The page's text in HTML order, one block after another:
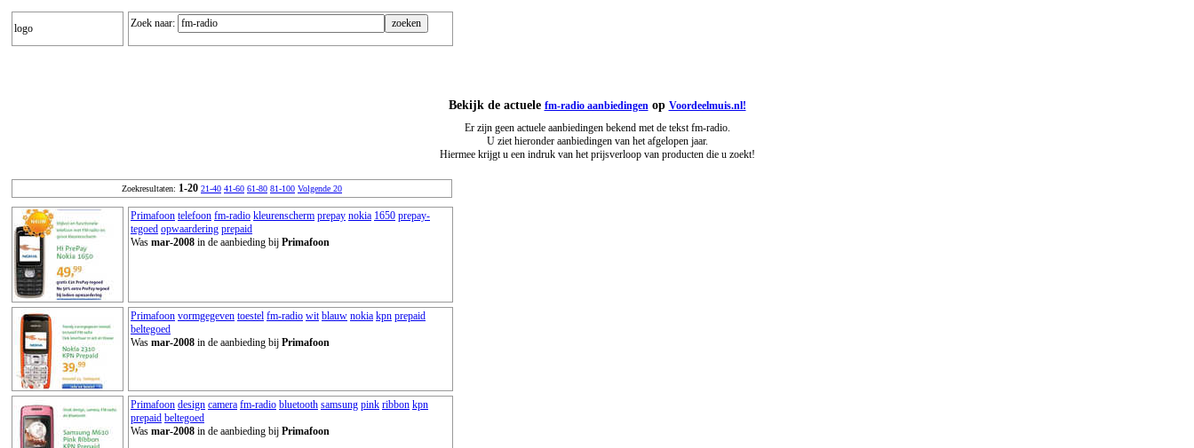
logo Zoek naar:
Bekijk de actuele fm-radio aanbiedingenop Voordeelmuis.nl!
Er zijn geen actuele aanbiedingen bekend met de tekst fm-radio.
U ziet hieronder aanbiedingen van het afgelopen jaar.
Hiermee krijgt u een indruk van het prijsverloop van producten die u zoekt!
Zoekresultaten: 1-20 21-40 41-60 61-80 81-100 Volgende 20
Primafoon telefoon fm-radio kleurenscherm prepay nokia 1650 prepay-
tegoed opwaardering prepaid
Was mar-2008 in de aanbieding bij Primafoon
Primafoon vormgegeven toestel fm-radio wit blauw nokia kpn prepaid
beltegoed
Was mar-2008 in de aanbieding bij Primafoon
Primafoon design camera fm-radio bluetooth samsung pink ribbon kpn
prepaid beltegoed
Was mar-2008 in de aanbieding bij Primafoon